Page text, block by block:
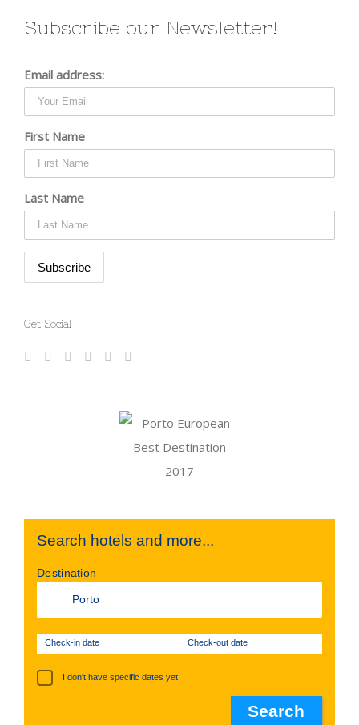
Subscribe our Newsletter!
Email address:
First Name
Last Name
Get Social
Search hotels and more...
Destination
Check-in date Check-out date
I don't have specific dates yet